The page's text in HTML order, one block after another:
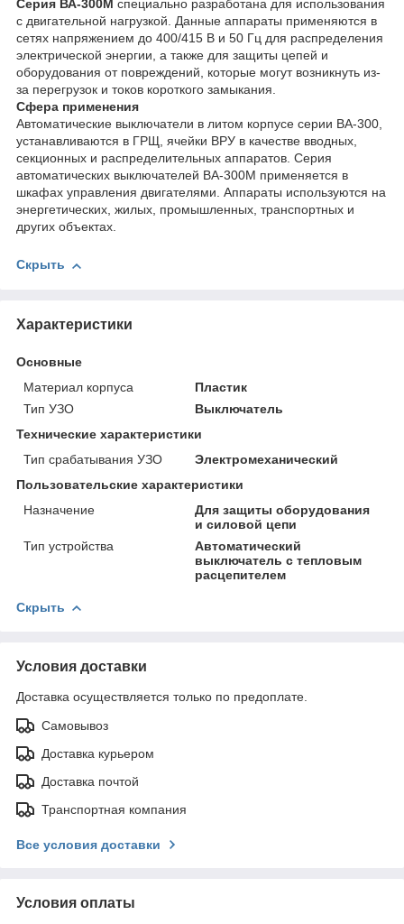
Серия ВА-300М специально разработана для использования
с двигательной нагрузкой. Данные аппараты применяются в
сетях напряжением до 400/415 В и 50 Гц для распределения
электрической энергии, а также для защиты цепей и
оборудования от повреждений, которые могут возникнуть из-
за перегрузок и токов короткого замыкания.
Сфера применения
Автоматические выключатели в литом корпусе серии ВА-300,
устанавливаются в ГРЩ, ячейки ВРУ в качестве вводных,
секционных и распределительных аппаратов. Серия
автоматических выключателей ВА-300М применяется в
шкафах управления двигателями. Аппараты используются на
энергетических, жилых, промышленных, транспортных и
других объектах.
Скрыть
Характеристики
Основные
Материал корпуса
Пластик
Тип УЗО
Выключатель
Технические характеристики
Тип срабатывания УЗО
Электромеханический
Пользовательские характеристики
Назначение
Для защиты оборудования
и силовой цепи
Тип устройства
Автоматический
выключатель с тепловым
расцепителем
Скрыть
Условия доставки
Доставка осуществляется только по предоплате.
Самовывоз
Доставка курьером
Доставка почтой
Транспортная компания
Все условия доставки
Условия оплаты